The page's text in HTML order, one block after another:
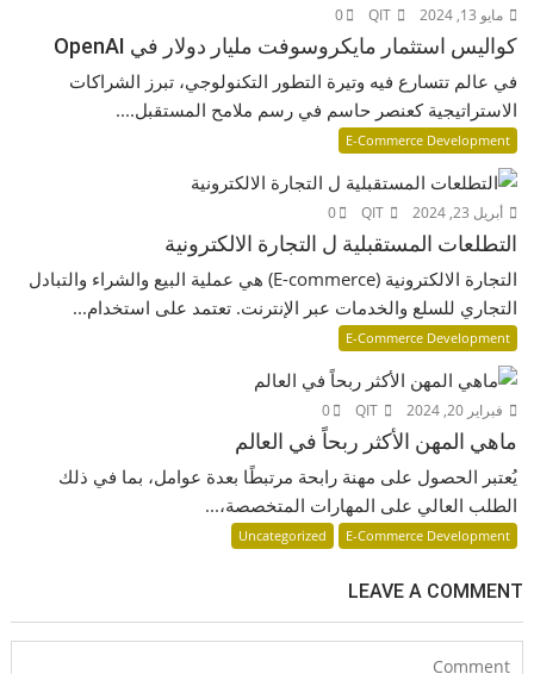
مايو 13, 2024 QIT
0
كواليس استثمار مايكروسوفت مليار دولار في OpenAI
في عالم تتسارع فيه وتيرة التطور التكنولوجي، تبرز الشراكات
الاستراتيجية كعنصر حاسم في رسم ملامح المستقبل....
E-Commerce Development
أبريل 23, 2024 QIT
0
التطلعات المستقبلية ل التجارة الالكترونية
التجارة الالكترونية (E-commerce) هي عملية البيع والشراء والتبادل
التجاري للسلع والخدمات عبر الإنترنت. تعتمد على استخدام...
E-Commerce Development
فبراير 20, 2024 QIT
0
ماهي المهن الأكثر ربحاً في العالم
يُعتبر الحصول على مهنة رابحة مرتبطًا بعدة عوامل، بما في ذلك
الطلب العالي على المهارات المتخصصة،...
E-Commerce Development
Uncategorized
LEAVE A COMMENT